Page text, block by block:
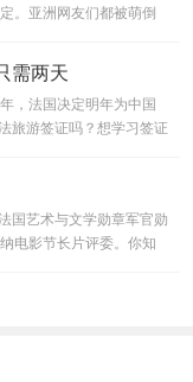
。亚洲网友们都被萌倒
需两天
，法国决定明年为中国
旅游签证吗？想学习签证
国艺术与文学勋章军官勋
电影节长片评委。你知